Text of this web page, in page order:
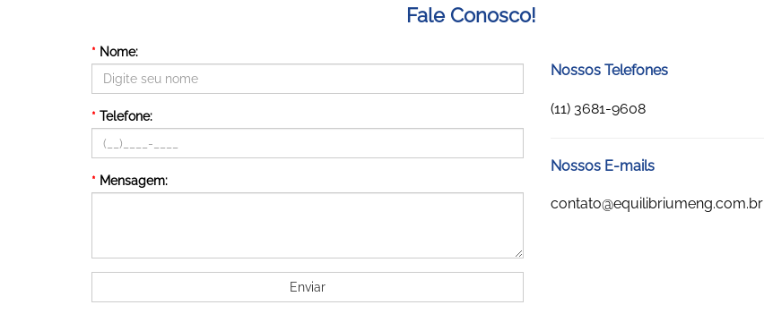
Fale Conosco!
* Nome:
* Telefone:
* Mensagem:
Enviar
Nossos Telefones
(11) 3681-9608
Nossos E-mails
contato@equilibriumeng.com.br